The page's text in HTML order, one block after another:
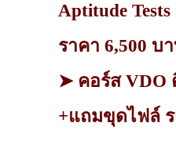
Aptitude Tests
ราคา 6,500 บ
➤ คอร์ส VDO
+แถมขุดไฟล์ ร